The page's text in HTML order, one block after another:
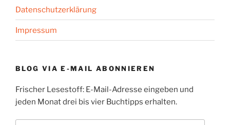
Datenschutzerklärung
Impressum
BLOG VIA E-MAIL ABONNIEREN
Frischer Lesestoff: E-Mail-Adresse eingeben und
jeden Monat drei bis vier Buchtipps erhalten.